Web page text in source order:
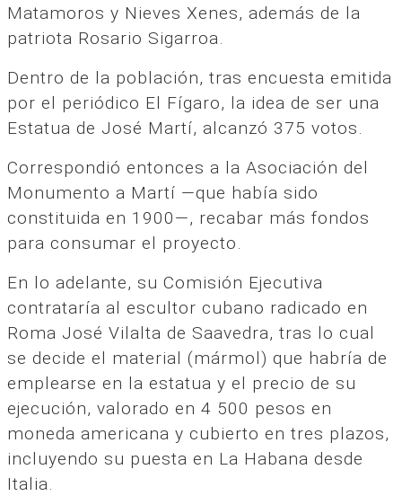
Matamoros y Nieves Xenes, además de la
patriota Rosario Sigarroa.
Dentro de la población, tras encuesta emitida
por el periódico El Fígaro, la idea de ser una
Estatua de José Martí, alcanzó 375 votos.
Correspondió entonces a la Asociación del
Monumento a Martí —que había sido
constituida en 1900—, recabar más fondos
para consumar el proyecto.
En lo adelante, su Comisión Ejecutiva
contrataría al escultor cubano radicado en
Roma José Vilalta de Saavedra, tras lo cual
se decide el material (mármol) que habría de
emplearse en la estatua y el precio de su
ejecución, valorado en 4 500 pesos en
moneda americana y cubierto en tres plazos,
incluyendo su puesta en La Habana desde
Italia.